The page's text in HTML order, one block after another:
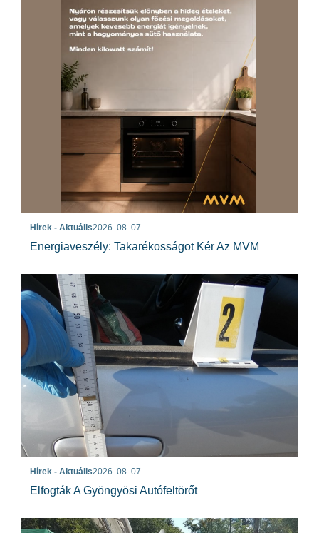
Hírek - Aktuális2026. 08. 07.
Energiaveszély: Takarékosságot Kér Az MVM
Hírek - Aktuális2026. 08. 07.
Elfogták A Gyöngyösi Autófeltörőt